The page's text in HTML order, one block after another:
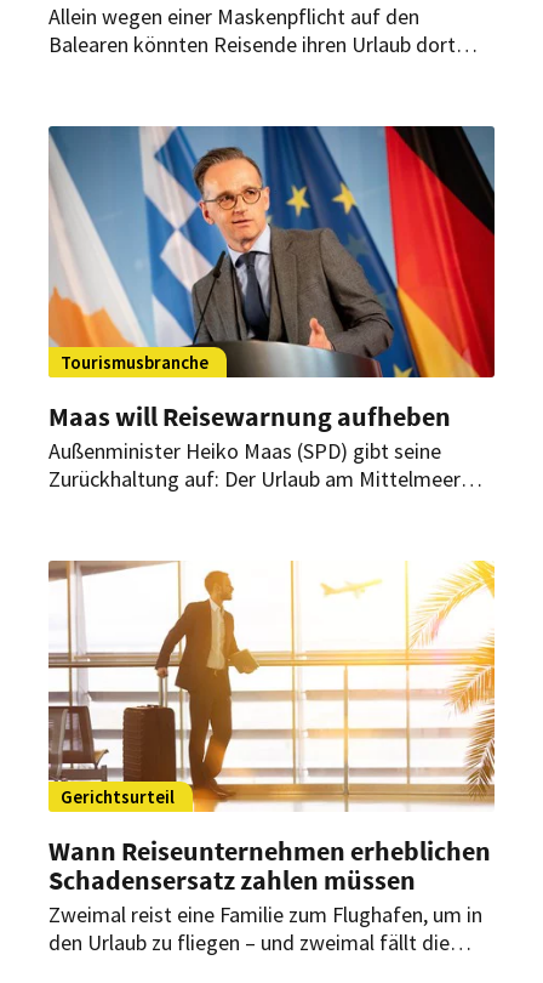
Allein wegen einer Maskenpflicht auf den
Balearen könnten Reisende ihren Urlaub dort
Tourismusbranche
Maas will Reisewarnung aufheben
Außenminister Heiko Maas (SPD) gibt seine
Zurückhaltung auf: Der Urlaub am Mittelmeer
Gerichtsurteil
Wann Reiseunternehmen erheblichen
Schadensersatz zahlen müssen
Zweimal reist eine Familie zum Flughafen, um in
den Urlaub zu fliegen – und zweimal fällt die